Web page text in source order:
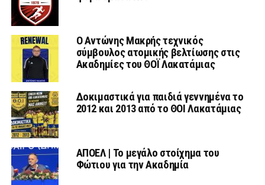
Ο Αντώνης Μακρής τεχνικός
σύμβουλος ατομικής βελτίωσης στις
Ακαδημίες του ΘΟΪ Λακατάμιας
Δοκιμαστικά για παιδιά γεννημένα το
2012 και 2013 από το ΘΟΙ Λακατάμιας
ΑΠΟΕΛ | Το μεγάλο στοίχημα του
Φώτιου για την Ακαδημία